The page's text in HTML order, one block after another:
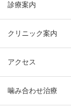
診療案内
クリニック案内
アクセス
噛み合わせ治療